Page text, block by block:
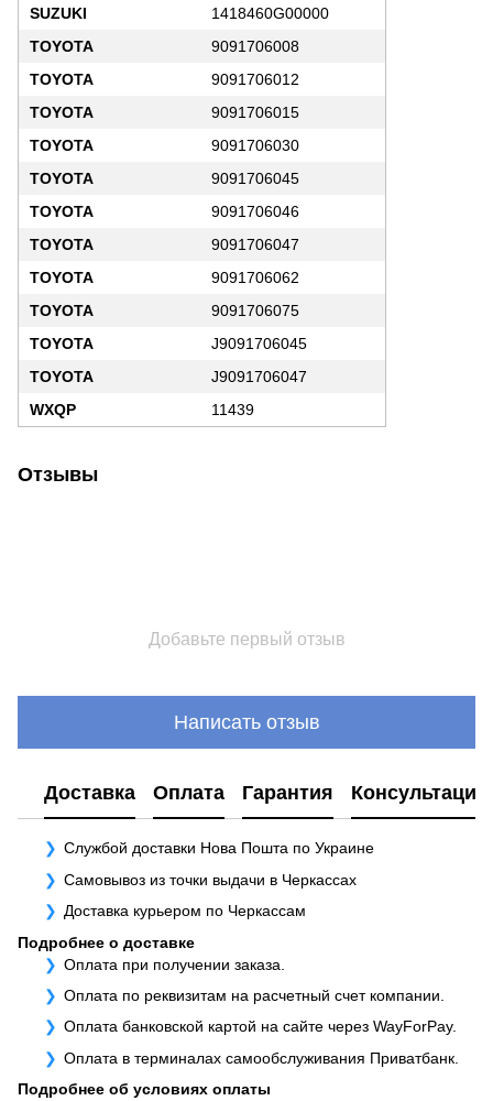
SUZUKI
1418460G00000
TOYOTA
9091706008
TOYOTA
9091706012
TOYOTA
9091706015
TOYOTA
9091706030
TOYOTA
9091706045
TOYOTA
9091706046
TOYOTA
9091706047
TOYOTA
9091706062
TOYOTA
9091706075
TOYOTA
J9091706045
TOYOTA
J9091706047
WXQP
11439
Отзывы
Добавьте первый отзыв
Написать отзыв
Доставка Оплата Гарантия Консультация
Службой доставки Нова Пошта по Украине
Самовывоз из точки выдачи в Черкассах
Доставка курьером по Черкассам
Подробнее о доставке
Оплата при получении заказа.
Оплата по реквизитам на расчетный счет компании.
Оплата банковской картой на сайте через WayForPay.
Оплата в терминалах самообслуживания Приватбанк.
Подробнее об условиях оплаты